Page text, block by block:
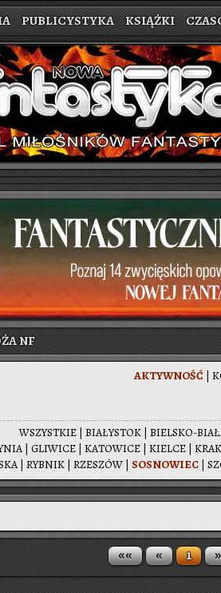
PUBLICYSTYKA KSIĄŻKI
NF
AK­TYW­NOŚĆ |
WSZYST­KIE | BIA­ŁY­STOK | BIEL­SKO-
| GLI­WI­CE | KA­TO­WI­CE | KIEL­CE |
| RYB­NIK | RZE­SZÓW | SO­SNO­WIEC |
«« « 1 »